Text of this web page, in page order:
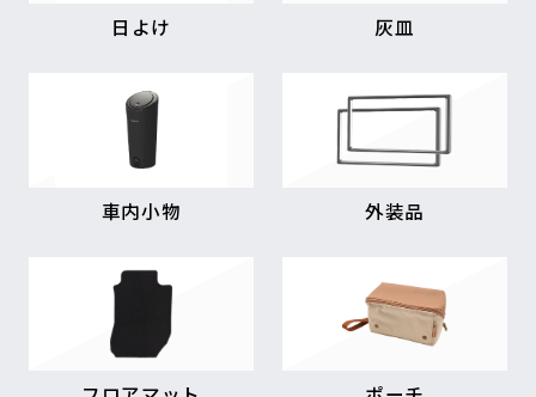
日よけ 灰皿
車内小物 外装品